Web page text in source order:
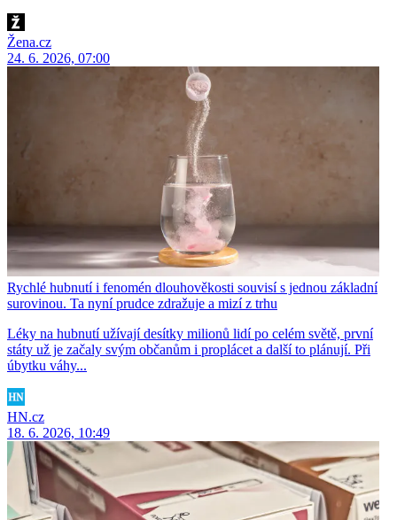
Žena.cz
24. 6. 2026, 07:00
Rychlé hubnutí i fenomén dlouhověkosti souvisí s jednou základní
surovinou. Ta nyní prudce zdražuje a mizí z trhu
Léky na hubnutí užívají desítky milionů lidí po celém světě, první
státy už je začaly svým občanům i proplácet a další to plánují. Při
úbytku váhy...
HN.cz
18. 6. 2026, 10:49